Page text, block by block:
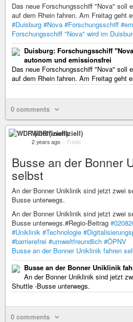
Das neue Forschungsschiff "Nova" soll
auf dem Rhein fahren. Am Freitag geht
#Duisburg #Nova #Forschungsschiff
Forschungsschiff "Nova" wird im
Duisburg: Forschungsschiff
autonom und emissionsfrei
Das neue Forschungsschiff "Nova" soll
auf dem Rhein fahren. Am Freitag geht
0 comments
WDR (inoffiziell)
2 years ago – Public
Busse an der Bonner
selbst
An der Bonner Uniklinik sind jetzt zwei
Busse unterwegs.
An der Bonner Uniklinik sind jetzt zwei
Busse unterwegs.#Regio-Beitrag
#Uniklinik #Technologie
#barrierefrei #umweltfreundlich #ÖPNV
Busse an der Bonner Uniklinik fahren
Busse an der Bonner Uniklinik
An der Bonner Uniklinik sind jetzt
Shuttle -Busse unterwegs.
0 comments